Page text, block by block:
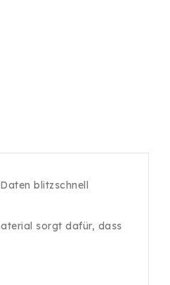
blitzschnell
sorgt dafür, dass